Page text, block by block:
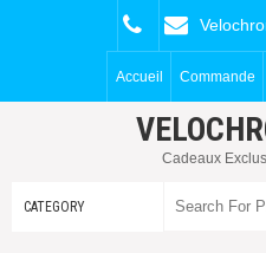
Accueil Commande
Cadeaux